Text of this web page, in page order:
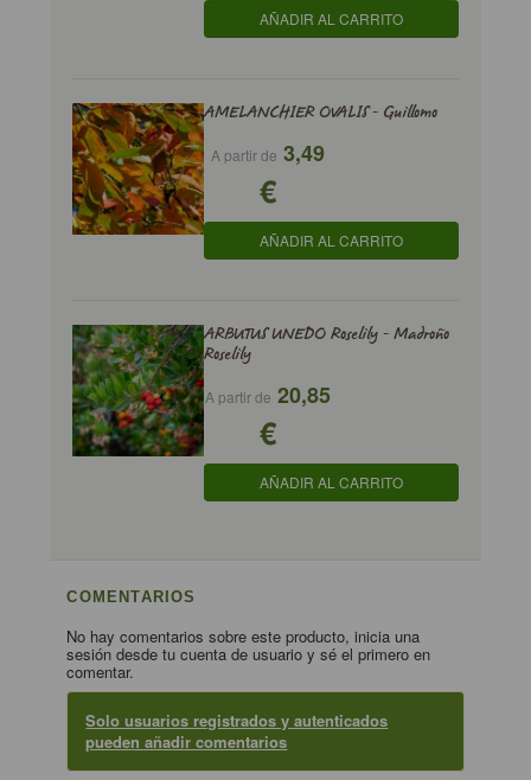
AÑADIR AL CARRITO
AMELANCHIER OVALIS - Guillomo
A partir de 3,49
€
AÑADIR AL CARRITO
ARBUTUS UNEDO Roselily - Madroño
Roselily
A partir de 20,85
€
AÑADIR AL CARRITO
COMENTARIOS
No hay comentarios sobre este producto, inicia una
sesión desde tu cuenta de usuario y sé el primero en
comentar.
Solo usuarios registrados y autenticados
pueden añadir comentarios